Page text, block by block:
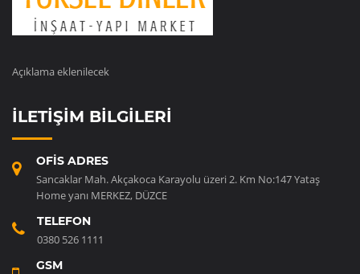
Açıklama eklenilecek
İLETIŞIM BILGILERI
OFIS ADRES
Sancaklar Mah. Akçakoca Karayolu üzeri 2. Km No:147 Yataş
Home yanı MERKEZ, DÜZCE
TELEFON
0380 526 1111
GSM